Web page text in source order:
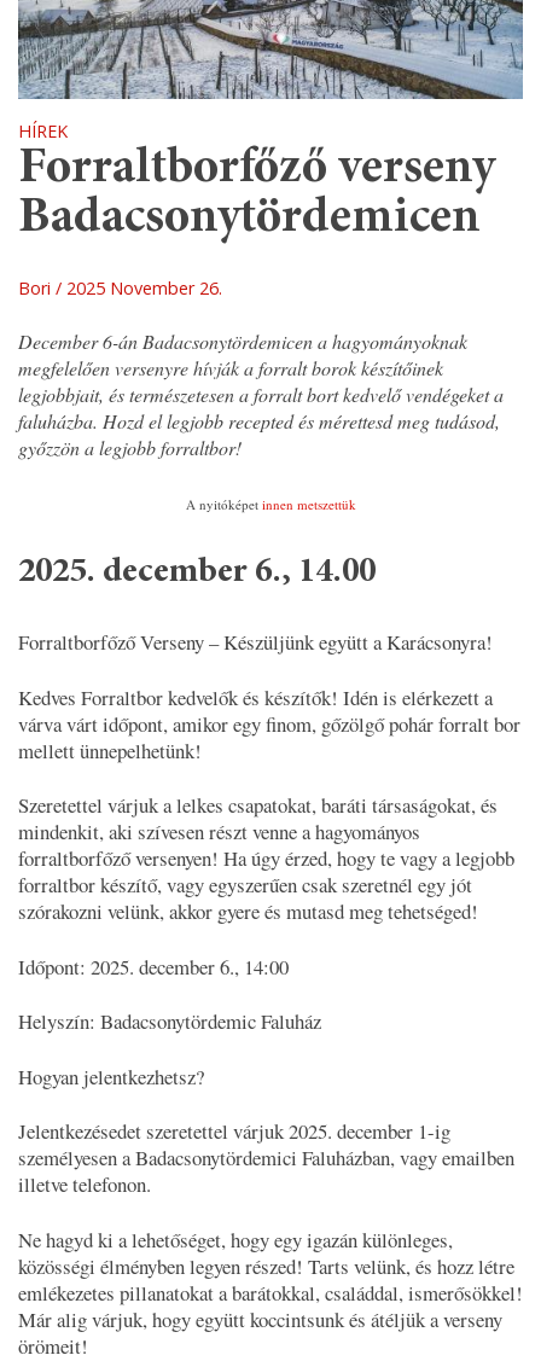
HÍREK
Forraltborfőző verseny
Badacsonytördemicen
Bori 2025 November 26.
December 6-án Badacsonytördemicen a hagyományoknak
megfelelően versenyre hívják a forralt borok készítőinek
legjobbjait, és természetesen a forralt bort kedvelő vendégeket a
faluházba. Hozd el legjobb recepted és mérettesd meg tudásod,
győzzön a legjobb forraltbor!
A nyitóképetinnen metszettük
2025. december 6., 14.00
Forraltborfőző Verseny – Készüljünk együtt a Karácsonyra!
Kedves Forraltbor kedvelők és készítők! Idén is elérkezett a
várva várt időpont, amikor egy finom, gőzölgő pohár forralt bor
mellett ünnepelhetünk!
Szeretettel várjuk a lelkes csapatokat, baráti társaságokat, és
mindenkit, aki szívesen részt venne a hagyományos
forraltborfőző versenyen! Ha úgy érzed, hogy te vagy a legjobb
forraltbor készítő, vagy egyszerűen csak szeretnél egy jót
szórakozni velünk, akkor gyere és mutasd meg tehetséged!
Időpont: 2025. december 6., 14:00
Helyszín: Badacsonytördemic Faluház
Hogyan jelentkezhetsz?
Jelentkezésedet szeretettel várjuk 2025. december 1-ig
személyesen a Badacsonytördemici Faluházban, vagy emailben
illetve telefonon.
Ne hagyd ki a lehetőséget, hogy egy igazán különleges,
közösségi élményben legyen részed! Tarts velünk, és hozz létre
emlékezetes pillanatokat a barátokkal, családdal, ismerősökkel!
Már alig várjuk, hogy együtt koccintsunk és átéljük a verseny
örömeit!